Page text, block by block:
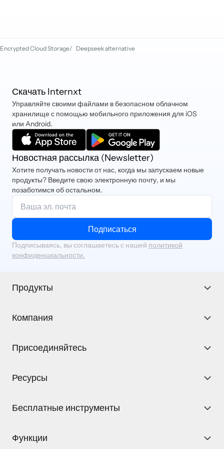
Encrypted Cloud Storage/ Deepseek alternative
Скачать Internxt
Управляйте своими файлами в безопасном облачном
хранилище с помощью мобильного приложения для iOS
или Android.
Новостная рассылка (Newsletter)
Хотите получать новости от нас, когда мы запускаем новые
продукты? Введите свою электронную почту, и мы
позаботимся об остальном.
Подписаться
Подписываясь, вы соглашаетесь с нашей политикой
конфиденциальности.
Продукты
Компания
Присоединяйтесь
Ресурсы
Бесплатные инструменты
Функции